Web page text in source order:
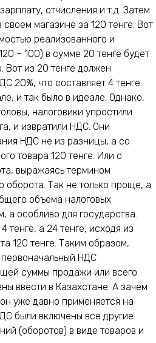
отчисления и т.д. Затем
своем магазине за 120 тенге. Вот
реализованного и
– 100) в сумме 20 тенге будет
Вот из 20 тенге должен
20%, что составляет 4 тенге.
и так было в идеале. Однако,
налоговики упростили
и извратили НДС. Они
НДС не из разницы, а со
товара 120 тенге. Или с
выражаясь термином
оборота. Так не только проще, а
объема налоговых
а особливо для государства.
тенге, а 24 тенге, исходя из
120 тенге. Таким образом,
НДС
суммы продажи или всего
ввести в Казахстане. А зачем
уже давно применяется на
были включены все другие
(оборотов) в виде товаров и